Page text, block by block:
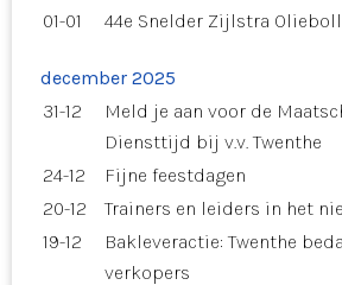
01-01
44e Snelder Zijlstra
december 2025
31-12
Meld je aan voor de
Diensttijd bij v.v. Twenthe
24-12
Fijne feestdagen
20-12
Trainers en leiders in het
19-12
Bakleveractie: Twenthe
verkopers